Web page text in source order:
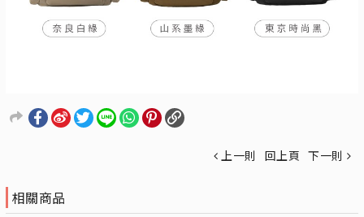
上一則 回上頁 下一則
相關商品